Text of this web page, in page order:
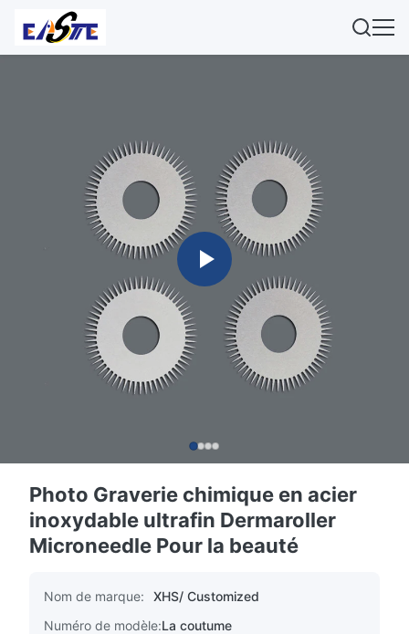
Photo Graverie chimique en acier
inoxydable ultrafin Dermaroller
Microneedle Pour la beauté
Nom de marque:
XHS/ Customized
Numéro de modèle:La coutume